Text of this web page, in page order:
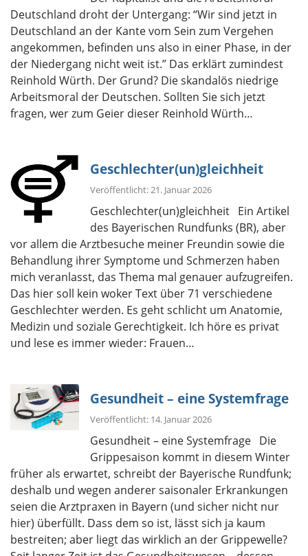
Deutschland droht der Untergang: “Wir sind jetzt in
Deutschland an der Kante vom Sein zum Vergehen
angekommen, befinden uns also in einer Phase, in der
der Niedergang nicht weit ist.” Das erklärt zumindest
Reinhold Würth. Der Grund? Die skandalös niedrige
Arbeitsmoral der Deutschen. Sollten Sie sich jetzt
fragen, wer zum Geier dieser Reinhold Würth…
Geschlechter(un)gleichheit
Veröffentlicht: 21. Januar 2026
Geschlechter(un)gleichheit Ein Artikel
des Bayerischen Rundfunks (BR), aber
vor allem die Arztbesuche meiner Freundin sowie die
Behandlung ihrer Symptome und Schmerzen haben
mich veranlasst, das Thema mal genauer aufzugreifen.
Das hier soll kein woker Text über 71 verschiedene
Geschlechter werden. Es geht schlicht um Anatomie,
Medizin und soziale Gerechtigkeit. Ich höre es privat
und lese es immer wieder: Frauen…
Gesundheit – eine Systemfrage
Veröffentlicht: 14. Januar 2026
Gesundheit – eine Systemfrage Die
Grippesaison kommt in diesem Winter
früher als erwartet, schreibt der Bayerische Rundfunk;
deshalb und wegen anderer saisonaler Erkrankungen
seien die Arztpraxen in Bayern (und sicher nicht nur
hier) überfüllt. Dass dem so ist, lässt sich ja kaum
bestreiten; aber liegt das wirklich an der Grippewelle?